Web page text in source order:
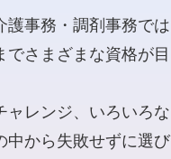
護事務・調剤事務では
でさまざまな資格が目
ャレンジ、いろいろな
中から失敗せずに選び